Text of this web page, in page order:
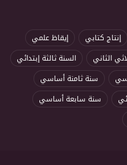
إنتاج كتابي
إيقاظ علمي
الثاني
السنة ثالثة إبتدائي
سنة ثامنة أساسي
سنة سابعة أساسي